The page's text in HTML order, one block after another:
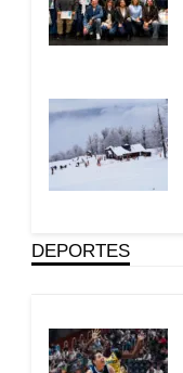
DEPORTES